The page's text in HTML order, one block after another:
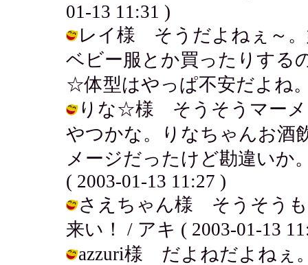
01-13 11:31 )
レイ様 そうだよねぇ～。
ベビー服とか買ったりする
☆体型はやっぱ不安だよね
りな☆様 そうそうマーメ
やつかな。りなちゃんお酒
メージだったけど勘違いか
( 2003-01-13 11:27 )
さえちゃん様 そうそうも
来い！ / アキ ( 2003-01-13
azzuri様 だよねだよねぇ